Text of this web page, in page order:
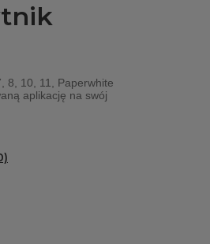
8, 10, 11, Paperwhite
aplikację na swój